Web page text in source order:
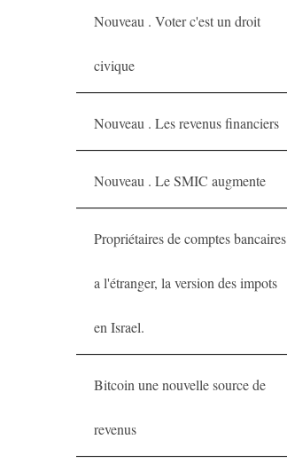
Nouveau . Voter c'est un droit
civique
Nouveau . Les revenus financiers
Nouveau . Le SMIC augmente
Propriétaires de comptes bancaires
a l'étranger, la version des impots
en Israel.
Bitcoin une nouvelle source de
revenus